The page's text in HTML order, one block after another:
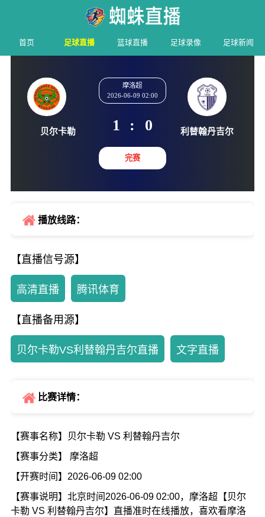
首页 足球直播 篮球直播 足球录像 足球新闻
摩洛超
1 :
完赛
播放线路：
【直播信号源】
高清直播 腾讯体育
【直播备用源】
贝尔卡勒VS利替翰丹吉尔直播 文字直播
比赛详情：
【赛事名称】贝尔卡勒 VS 利替翰丹吉尔
【赛事分类】 摩洛超
【开赛时间】2026-06-09 02:00
【赛事说明】北京时间2026-06-09 02:00，摩洛超【贝尔
卡勒 VS 利替翰丹吉尔】直播准时在线播放，喜欢看摩洛